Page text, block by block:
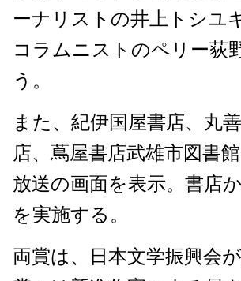
ーナリストの井上トシユ
コラムニストのペリー荻
う。
また、紀伊国屋書店、丸
店、蔦屋書店武雄市図書
放送の画面を表示。書店
を実施する。
両賞は、日本文学振興会